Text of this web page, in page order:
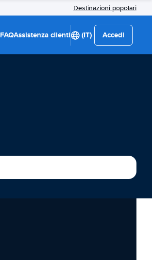
Destinazioni popolari
FAQAssistenza clienti (IT) Accedi